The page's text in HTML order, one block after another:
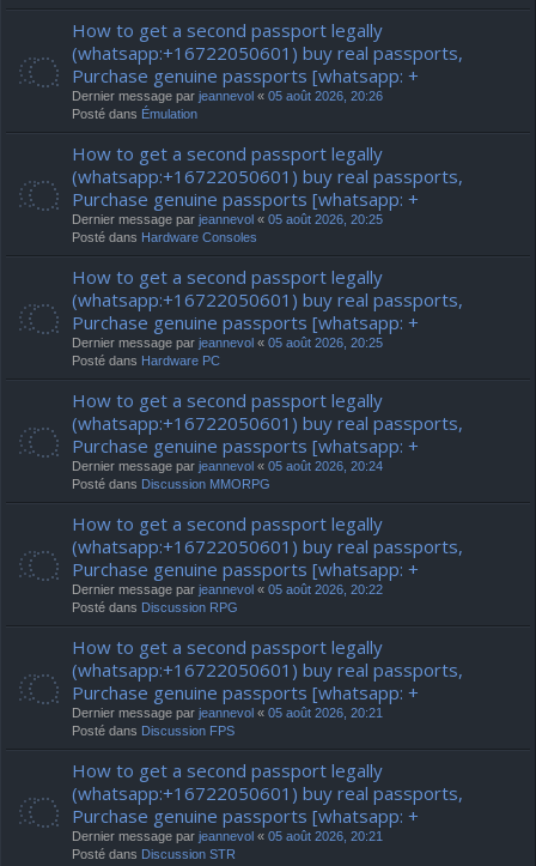
How to get a second passport legally
(whatsapp:+16722050601) buy real passports,
Purchase genuine passports [whatsapp: +
Dernier message par jeannevol « 05 août 2026, 20:26
Posté dans Émulation
How to get a second passport legally
(whatsapp:+16722050601) buy real passports,
Purchase genuine passports [whatsapp: +
Dernier message par jeannevol « 05 août 2026, 20:25
Posté dans Hardware Consoles
How to get a second passport legally
(whatsapp:+16722050601) buy real passports,
Purchase genuine passports [whatsapp: +
Dernier message par jeannevol « 05 août 2026, 20:25
Posté dans Hardware PC
How to get a second passport legally
(whatsapp:+16722050601) buy real passports,
Purchase genuine passports [whatsapp: +
Dernier message par jeannevol « 05 août 2026, 20:24
Posté dans Discussion MMORPG
How to get a second passport legally
(whatsapp:+16722050601) buy real passports,
Purchase genuine passports [whatsapp: +
Dernier message par jeannevol « 05 août 2026, 20:22
Posté dans Discussion RPG
How to get a second passport legally
(whatsapp:+16722050601) buy real passports,
Purchase genuine passports [whatsapp: +
Dernier message par jeannevol « 05 août 2026, 20:21
Posté dans Discussion FPS
How to get a second passport legally
(whatsapp:+16722050601) buy real passports,
Purchase genuine passports [whatsapp: +
Dernier message par jeannevol « 05 août 2026, 20:21
Posté dans Discussion STR